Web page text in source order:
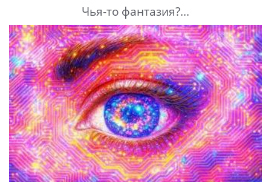
Чья-то фантазия?...